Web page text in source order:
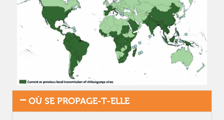
OÙ SE PROPAGE-T-ELLE